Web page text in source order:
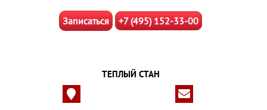
Записаться +7 (495) 152-33-00
ТЕПЛЫЙ СТАН